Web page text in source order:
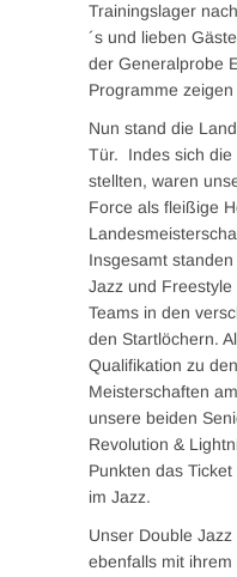
Trainingslager
´s und lieben
der Generalprobe
Programme
Nun stand die
Tür. Indes sich die
stellten, waren
Force als fleißige
Insgesamt
Jazz und
Teams in den
den Startlöchern.
Qualifikation zu
Meisterschaften
unsere beiden
Revolution &
Punkten das
im Jazz.
Unser Double
ebenfalls mit